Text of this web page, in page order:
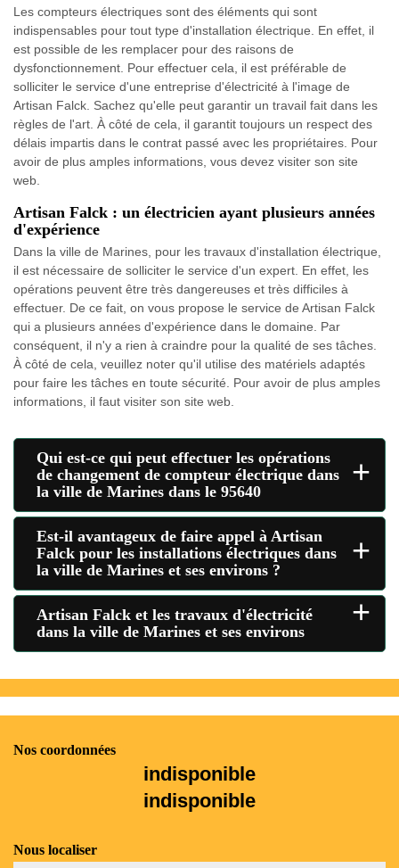
Les compteurs électriques sont des éléments qui sont
indispensables pour tout type d'installation électrique. En effet, il
est possible de les remplacer pour des raisons de
dysfonctionnement. Pour effectuer cela, il est préférable de
solliciter le service d'une entreprise d'électricité à l'image de
Artisan Falck. Sachez qu'elle peut garantir un travail fait dans les
règles de l'art. À côté de cela, il garantit toujours un respect des
délais impartis dans le contrat passé avec les propriétaires. Pour
avoir de plus amples informations, vous devez visiter son site
web.
Artisan Falck : un électricien ayant plusieurs années
d'expérience
Dans la ville de Marines, pour les travaux d'installation électrique,
il est nécessaire de solliciter le service d'un expert. En effet, les
opérations peuvent être très dangereuses et très difficiles à
effectuer. De ce fait, on vous propose le service de Artisan Falck
qui a plusieurs années d'expérience dans le domaine. Par
conséquent, il n'y a rien à craindre pour la qualité de ses tâches.
À côté de cela, veuillez noter qu'il utilise des matériels adaptés
pour faire les tâches en toute sécurité. Pour avoir de plus amples
informations, il faut visiter son site web.
Qui est-ce qui peut effectuer les opérations
de changement de compteur électrique dans
la ville de Marines dans le 95640
+
Est-il avantageux de faire appel à Artisan
Falck pour les installations électriques dans
la ville de Marines et ses environs ?
+
Artisan Falck et les travaux d'électricité
dans la ville de Marines et ses environs
+
Nos coordonnées
indisponible
indisponible
Nous localiser